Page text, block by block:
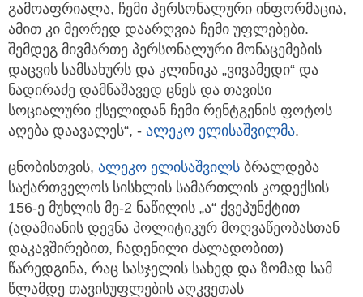
გამოაფრიალა, ჩემი პერსონალური ინფორმაცია,
ამით კი მეორედ დაარღვია ჩემი უფლებები.
შემდეგ მივმართე პერსონალური მონაცემების
დაცვის სამსახურს და კლინიკა „ვივამედი“ და
ნადირაძე დამნაშავედ ცნეს და თავისი
სოციალური ქსელიდან ჩემი რენტგენის ფოტოს
აღება დაავალეს“, - ალეკო ელისაშვილმა.
ცნობისთვის, ალეკო ელისაშვილს ბრალდება
საქართველოს სისხლის სამართლის კოდექსის
156-ე მუხლის მე-2 ნაწილის „ა“ ქვეპუნქტით
(ადამიანის დევნა პოლიტიკურ მოღვაწეობასთან
დაკავშირებით, ჩადენილი ძალადობით)
წარედგინა, რაც სასჯელის სახედ და ზომად სამ
წლამდე თავისუფლების აღკვეთას